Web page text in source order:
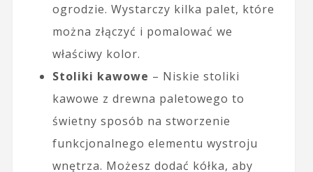
ogrodzie. Wystarczy kilka palet, które
można złączyć i pomalować we
właściwy kolor.
Stoliki kawowe – Niskie stoliki
kawowe z drewna paletowego to
świetny sposób na stworzenie
funkcjonalnego elementu wystroju
wnętrza. Możesz dodać kółka, aby